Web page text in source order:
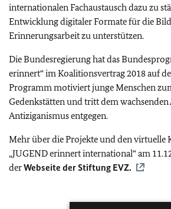
internationalen Fachaustausch dazu zu
Entwicklung digitaler Formate für die
Erinnerungsarbeit zu unterstützen.
Die Bundesregierung hat das
erinnert“ im Koalitionsvertrag 2018 auf
Programm motiviert junge Menschen
Gedenkstätten und tritt dem
Antiziganismus entgegen.
Mehr über die Projekte und den virtuelle
„JUGEND erinnert international“ am
derWebseite der Stiftung EVZ.